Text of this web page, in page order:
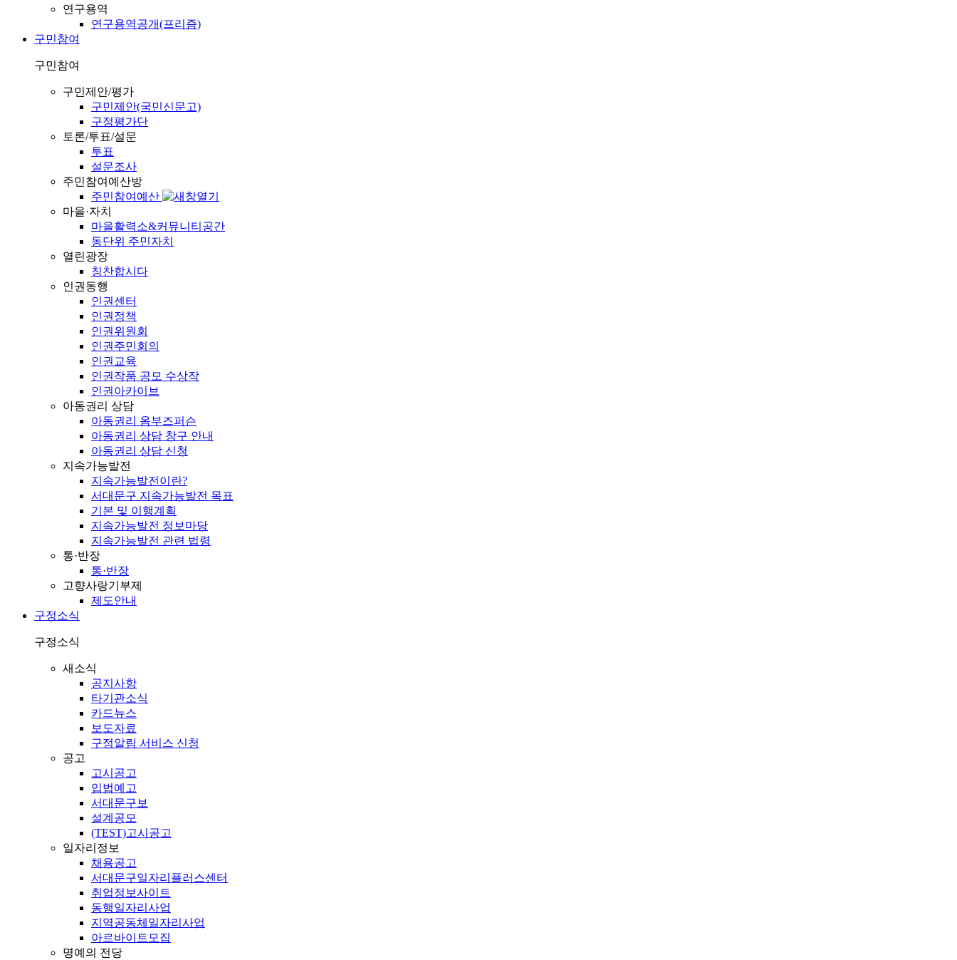
연구용역
연구용역공개(프리즘)
구민참여
구민참여
구민제안/평가
구민제안(국민신문고)
구정평가단
토론/투표/설문
투표
설문조사
주민참여예산방
주민참여예산
마을·자치
마을활력소&커뮤니티공간
동단위 주민자치
열린광장
칭찬합시다
인권동행
인권센터
인권정책
인권위원회
인권주민회의
인권교육
인권작품 공모 수상작
인권아카이브
아동권리 상담
아동권리 옴부즈퍼슨
아동권리 상담 창구 안내
아동권리 상담 신청
지속가능발전
지속가능발전이란?
서대문구 지속가능발전 목표
기본 및 이행계획
지속가능발전 정보마당
지속가능발전 관련 법령
통·반장
통·반장
고향사랑기부제
제도안내
구정소식
구정소식
새소식
공지사항
타기관소식
카드뉴스
보도자료
구정알림 서비스 신청
공고
고시공고
입법예고
서대문구보
설계공모
(TEST)고시공고
일자리정보
채용공고
서대문구일자리플러스센터
취업정보사이트
동행일자리사업
지역공동체일자리사업
아르바이트모집
명예의 전당